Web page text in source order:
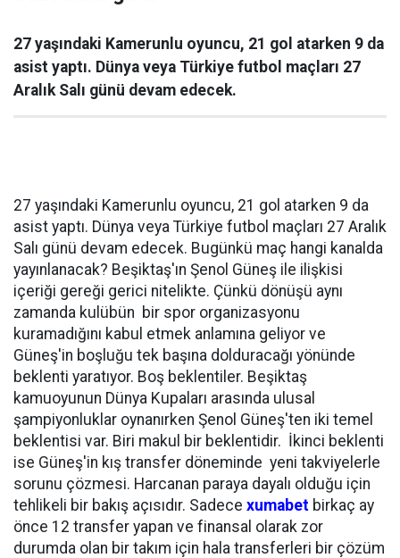
27 yaşındaki Kamerunlu oyuncu, 21 gol atarken 9 da
asist yaptı. Dünya veya Türkiye futbol maçları 27
Aralık Salı günü devam edecek.
27 yaşındaki Kamerunlu oyuncu, 21 gol atarken 9 da
asist yaptı. Dünya veya Türkiye futbol maçları 27 Aralık
Salı günü devam edecek. Bugünkü maç hangi kanalda
yayınlanacak? Beşiktaş'ın Şenol Güneş ile ilişkisi
içeriği gereği gerici nitelikte. Çünkü dönüşü aynı
zamanda kulübün bir spor organizasyonu
kuramadığını kabul etmek anlamına geliyor ve
Güneş'in boşluğu tek başına dolduracağı yönünde
beklenti yaratıyor. Boş beklentiler. Beşiktaş
kamuoyunun Dünya Kupaları arasında ulusal
şampiyonluklar oynanırken Şenol Güneş'ten iki temel
beklentisi var. Biri makul bir beklentidir. İkinci beklenti
ise Güneş'in kış transfer döneminde yeni takviyelerle
sorunu çözmesi. Harcanan paraya dayalı olduğu için
tehlikeli bir bakış açısıdır. Sadece xumabet birkaç ay
önce 12 transfer yapan ve finansal olarak zor
durumda olan bir takım için hala transferleri bir çözüm